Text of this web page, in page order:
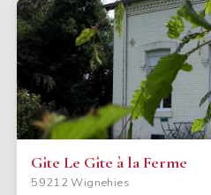
Gîte Le Gîte à la Ferme
59212 Wignehies